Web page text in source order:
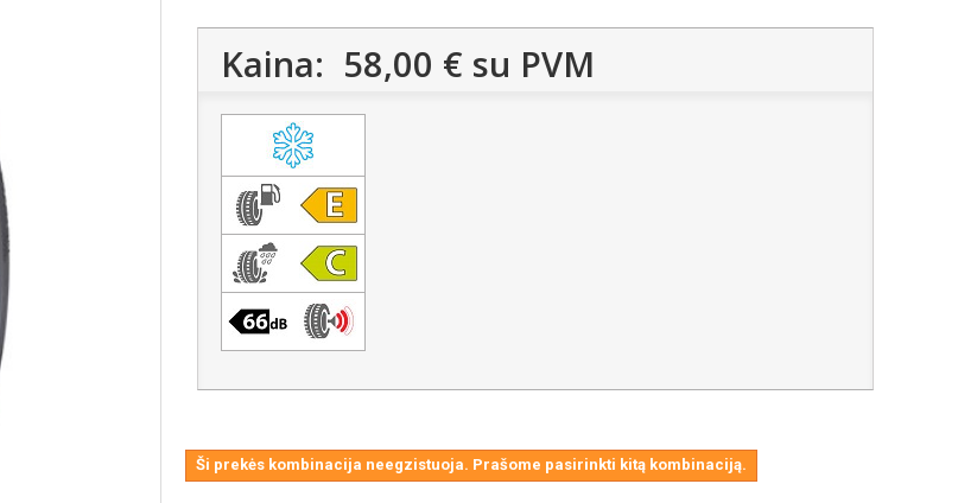
Kaina: 58,00 € su PVM
Ši prekės kombinacija neegzistuoja. Prašome pasirinkti kitą kombinaciją.